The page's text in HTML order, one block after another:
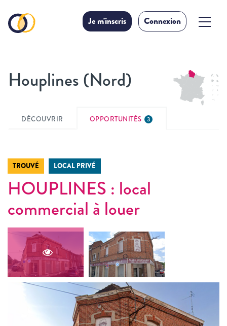
Je m'inscris Connexion
Houplines (Nord)
DÉCOUVRIR OPPORTUNITÉS 3
TROUVÉ LOCAL PRIVÉ
HOUPLINES : local
commercial à louer